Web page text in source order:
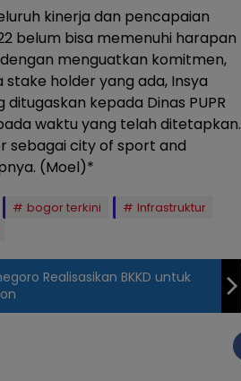
kinerja dan pencapaian
belum bisa memenuhi harapan
menguatkan komitmen,
holder yang ada, Insya
kepada Dinas PUPR
waktu yang telah ditetapkan.
sebagai city of sport and
(Moel)*
bogor terkini
Infrastruktur
Realisasikan BKKD untuk